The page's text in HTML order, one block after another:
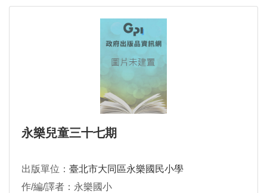
永樂兒童三十七期
出版單位： 臺北市大同區永樂國民小學
作/編/譯者：永樂國小